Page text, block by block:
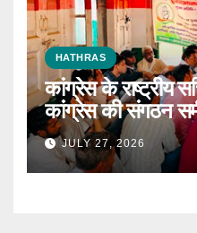
HATHRAS
कांग्रेस के राष्ट्रीय
कांग्रेस की संगठन
JULY 27, 2026